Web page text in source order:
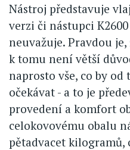
Nástroj představuje
verzi či nástupci
neuvažuje. Pravdou
k tomu není větší
naprosto vše, co by
očekávat - a to je
provedení a komfort
celokovovému obalu
pětadvacet kilogramů,